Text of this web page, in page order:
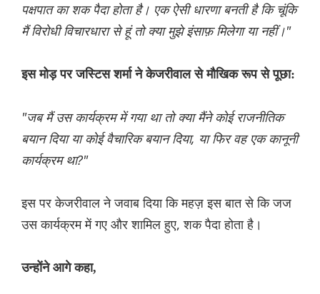
पक्षपात का शक पैदा होता है। एक ऐसी धारणा बनती है कि चूंकि
मैं विरोधी विचारधारा से हूं तो क्या मुझे इंसाफ़ मिलेगा या नहीं।"
इस मोड़ पर जस्टिस शर्मा ने केजरीवाल से मौखिक रूप से पूछा:
"जब मैं उस कार्यक्रम में गया था तो क्या मैंने कोई राजनीतिक
बयान दिया या कोई वैचारिक बयान दिया, या फिर वह एक कानूनी
कार्यक्रम था?"
इस पर केजरीवाल ने जवाब दिया कि महज़ इस बात से कि जज
उस कार्यक्रम में गए और शामिल हुए, शक पैदा होता है।
उन्होंने आगे कहा,